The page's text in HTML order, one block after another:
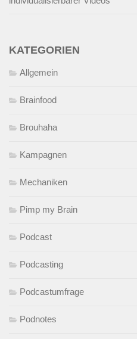
KATEGORIEN
Allgemein
Brainfood
Brouhaha
Kampagnen
Mechaniken
Pimp my Brain
Podcast
Podcasting
Podcastumfrage
Podnotes